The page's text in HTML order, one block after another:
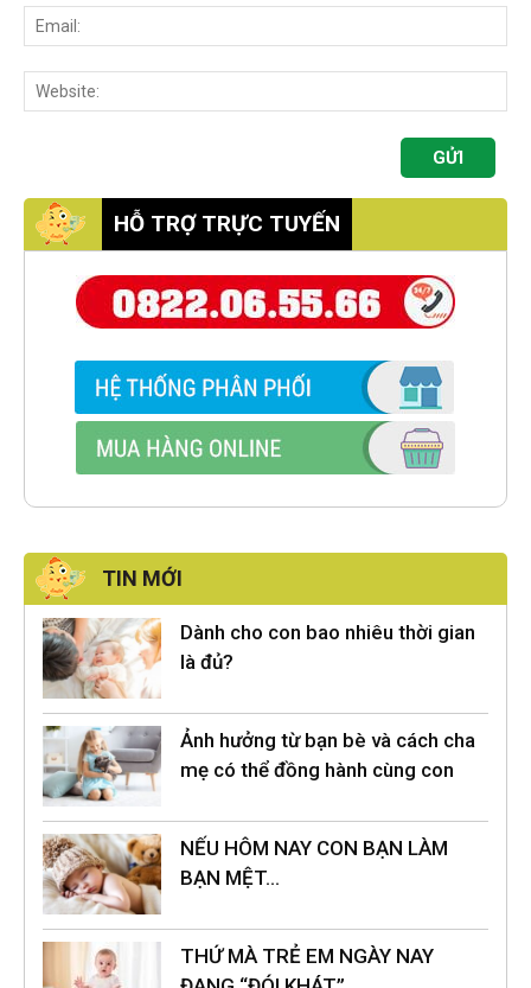
HỖ TRỢ TRỰC TUYẾN
TIN MỚI
Dành cho con bao nhiêu thời gian
là đủ?
Ảnh hưởng từ bạn bè và cách cha
mẹ có thể đồng hành cùng con
NẾU HÔM NAY CON BẠN LÀM
BẠN MỆT…
THỨ MÀ TRẺ EM NGÀY NAY